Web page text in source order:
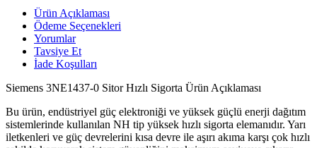
Ürün Açıklaması
Ödeme Seçenekleri
Yorumlar
Tavsiye Et
İade Koşulları
Siemens 3NE1437-0 Sitor Hızlı Sigorta Ürün Açıklaması
Bu ürün, endüstriyel güç elektroniği ve yüksek güçlü enerji dağıtım
sistemlerinde kullanılan NH tip yüksek hızlı sigorta elemanıdır. Yarı
iletkenleri ve güç devrelerini kısa devre ile aşırı akıma karşı çok hızlı